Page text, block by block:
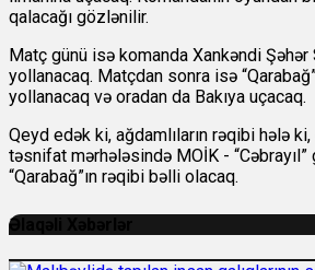
qalacağı gözlənilir.
Matç günü isə komanda Xankəndi Şəhər
yollanacaq. Matçdan sonra isə
yollanacaq və oradan da Bakıya uçacaq.
Qeyd edək ki, ağdamlıların rəqibi hələ
təsnifat mərhələsində MOİK -
“Qarabağ”ın rəqibi bəlli olacaq.
Əlaqəli Xəbərlər